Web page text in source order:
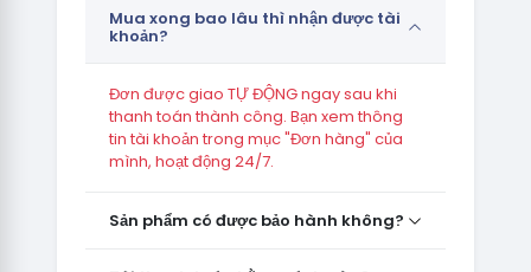
Mua xong bao lâu thì nhận được tài
khoản?
Đơn được giao TỰ ĐỘNG ngay sau khi
thanh toán thành công. Bạn xem thông
tin tài khoản trong mục "Đơn hàng" của
mình, hoạt động 24/7.
Sản phẩm có được bảo hành không?